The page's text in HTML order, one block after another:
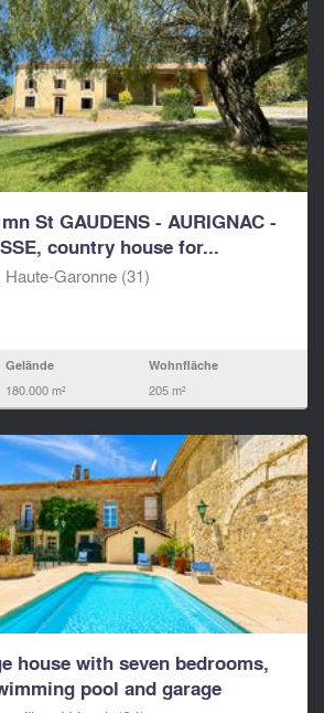
St GAUDENS - AURIGNAC -
country house for...
Garonne (31)
Gelände
180.000 m²
Wohnfläche
205 m²
house with seven bedrooms,
pool and garage